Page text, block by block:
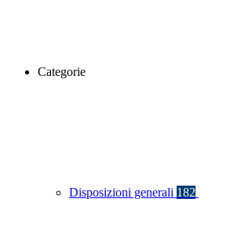
Categorie
Disposizioni generali 182